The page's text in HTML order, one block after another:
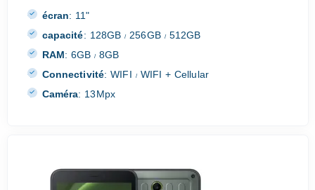
écran: 11"
capacité: 128GB/ 256GB /512GB
RAM: 6GB/ 8GB
Connectivité: WIFI /WIFI + Cellular
Caméra: 13Mpx